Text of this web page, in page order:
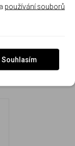
a používání souborů
Souhlasím